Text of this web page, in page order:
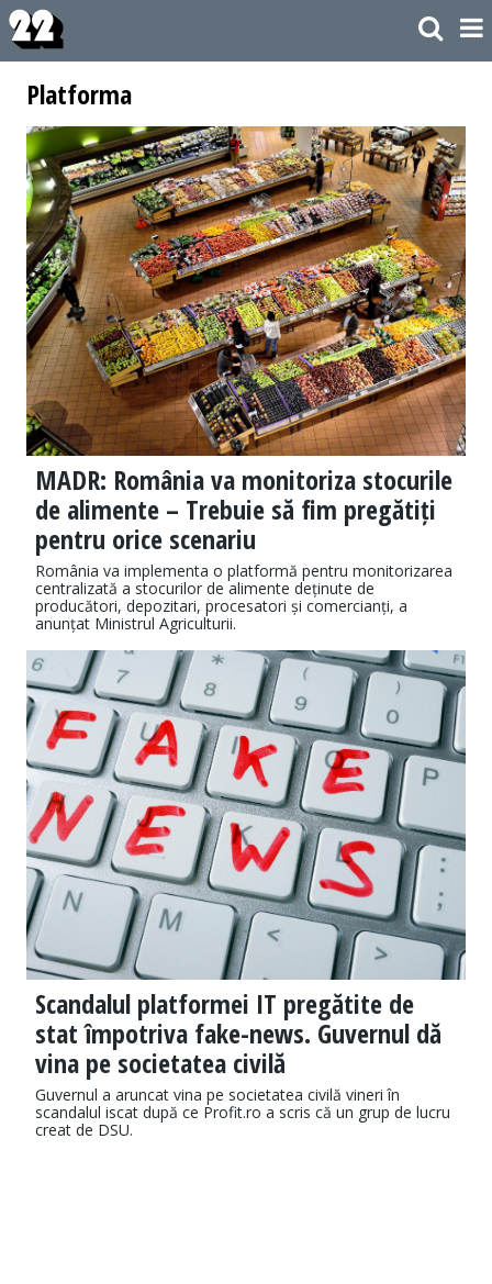
Platforma
MADR: România va monitoriza stocurile
de alimente – Trebuie să fim pregătiți
pentru orice scenariu
România va implementa o platformă pentru monitorizarea
centralizată a stocurilor de alimente deținute de
producători, depozitari, procesatori și comercianți, a
anunțat Ministrul Agriculturii.
Scandalul platformei IT pregătite de
stat împotriva fake-news. Guvernul dă
vina pe societatea civilă
Guvernul a aruncat vina pe societatea civilă vineri în
scandalul iscat după ce Profit.ro a scris că un grup de lucru
creat de DSU.